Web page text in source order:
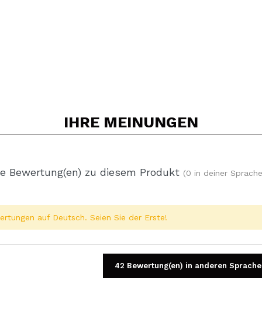
IHRE MEINUNGEN
Bewertung(en) zu diesem Produkt (0 in deiner
auf Deutsch. Seien Sie der Erste!
42 Bewertung(en) in anderen